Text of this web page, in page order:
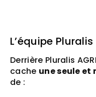
L’équipe Pluralis
Derrière Pluralis
cache une seule et
de :